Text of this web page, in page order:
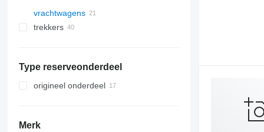
vrachtwagens
trekkers
Type reserveonderdeel
origineel onderdeel
Merk